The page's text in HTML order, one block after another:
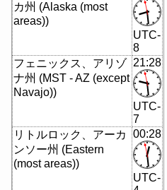
カ州 (Alaska (most
areas))
UTC-
8
フェニックス、​​アリゾ
ナ州 (MST - AZ (except
Navajo))
21:28
UTC-
7
リトルロック、アーカ
ンソー州 (Eastern
(most areas))
00:28
UTC-